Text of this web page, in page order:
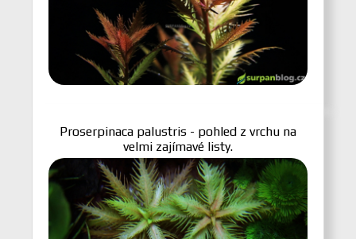
Proserpinaca palustris - pohled z vrchu na
velmi zajímavé listy.